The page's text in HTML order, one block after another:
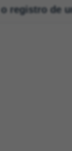
registro de